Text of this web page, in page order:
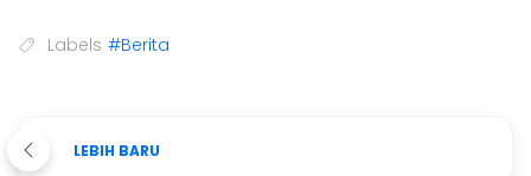
Labels #Berita
LEBIH BARU